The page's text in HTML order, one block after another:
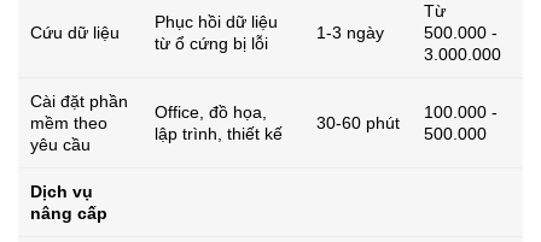
Cứu dữ liệu
Phục hồi dữ liệu
từ ổ cứng bị lỗi
1-3 ngày
Từ
500.000 -
3.000.000
Cài đặt phần
mềm theo
yêu cầu
Office, đồ họa,
lập trình, thiết kế
30-60 phút
100.000 -
500.000
Dịch vụ
nâng cấp